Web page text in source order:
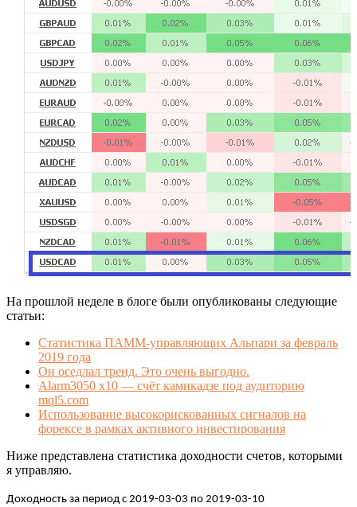
На прошлой неделе в блоге были опубликованы следующие
статьи:
Статистика ПАММ-управляющих Альпари за февраль
2019 года
Он оседлал тренд. Это очень выгодно.
Alarm3050 x10 — счёт камикадзе под аудиторию
mql5.com
Использование высокорискованных сигналов на
форексе в рамках активного инвестирования
Ниже представлена статистика доходности счетов, которыми
я управляю.
Доходность за период с 2019-03-03 по 2019-03-10